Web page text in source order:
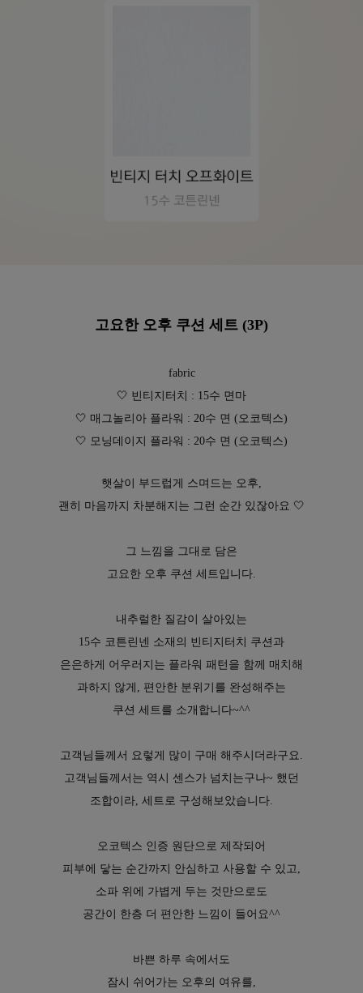
고요한 오후 쿠션 세트 (3P)
fabric
🤍 빈티지터치 : 15수 면마
🤍 매그놀리아 플라워 : 20수 면 (오코텍스)
🤍 모닝데이지 플라워 : 20수 면 (오코텍스)
햇살이 부드럽게 스며드는 오후,
괜히 마음까지 차분해지는 그런 순간 있잖아요 🤍
그 느낌을 그대로 담은
고요한 오후 쿠션 세트입니다.
내추럴한 질감이 살아있는
15수 코튼린넨 소재의 빈티지터치 쿠션과
은은하게 어우러지는 플라워 패턴을 함께 매치해
과하지 않게, 편안한 분위기를 완성해주는
쿠션 세트를 소개합니다~^^
고객님들께서 요렇게 많이 구매 해주시더라구요.
고객님들께서는 역시 센스가 넘치는구나~ 했던
조합이라, 세트로 구성해보았습니다.
오코텍스 인증 원단으로 제작되어
피부에 닿는 순간까지 안심하고 사용할 수 있고,
소파 위에 가볍게 두는 것만으로도
공간이 한층 더 편안한 느낌이 들어요^^
바쁜 하루 속에서도
잠시 쉬어가는 오후의 여유를,